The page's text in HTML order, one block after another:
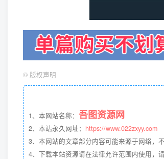
© 版权声明
1、本网站名称： 吾图资源网
2、本站永久网址： https://www.022zxyy.com
3、本网站的文章部分内容可能来源于网络，
4、下载本站资源请在法律允许范围内使用，